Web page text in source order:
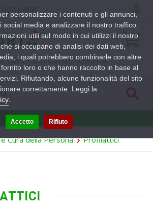
DA € 49,90
GUIDE GLUTEN FREE COUPON
Cura della Persona Profilattici
personalizzare i contenuti e gli annunci,
media e analizzare il nostro traffico.
utili sul modo in cui utilizzi il nostro
si occupano di analisi dei dati web,
i quali potrebbero combinarle con altre
loro o che hanno raccolto in base al
Rifiutando, alcune funzionalità del sito
correttamente. Leggi la
Accetto Rifiuto